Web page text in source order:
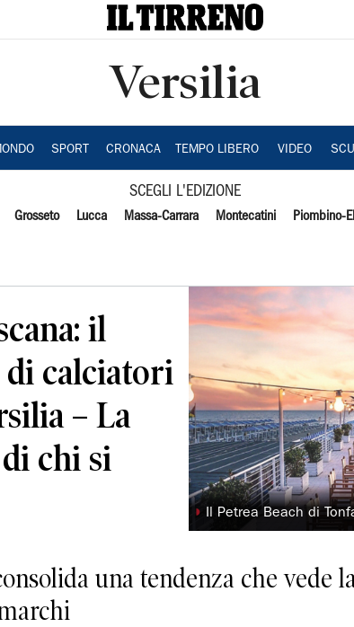
Versilia
SPORT CRONACA TEMPO LIBERO VIDEO
SCEGLI L'EDIZIONE
Grosseto Lucca Massa-Carrara Montecatini Piombino-
il
calciatori
– La
chi si
◗ Il Petrea Beach di
una tendenza che vede